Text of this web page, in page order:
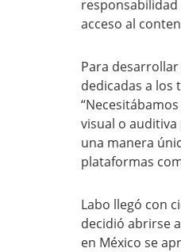
acceso al
Para
dedicadas a los
visual o
una manera
plataformas
Labo llegó con
decidió abrirse
en México se